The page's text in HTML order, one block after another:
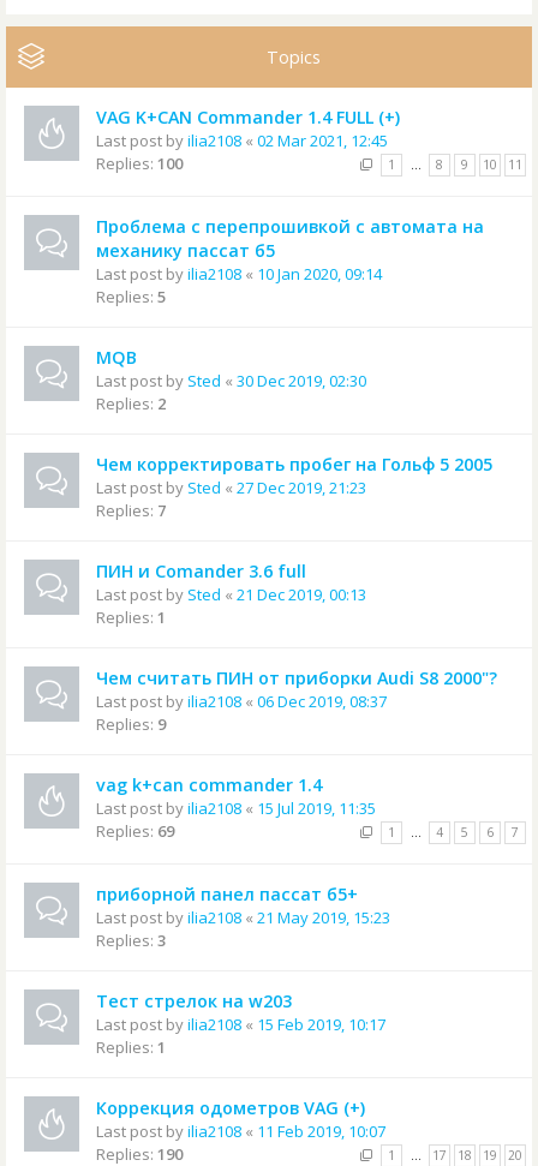
Topics
VAG K+CAN Commander 1.4 FULL (+)
Last post byilia2108 « 02 Mar 2021, 12:45
Replies: 100 1 … 8 9 10 11
Проблема с перепрошивкой с автомата на
механику пассат б5
Last post byilia2108 « 10 Jan 2020, 09:14
Replies: 5
MQB
Last post by Sted « 30 Dec 2019, 02:30
Replies: 2
Чем корректировать пробег на Гольф 5 2005
Last post by Sted « 27 Dec 2019, 21:23
Replies: 7
ПИН и Comander 3.6 full
Last post by Sted « 21 Dec 2019, 00:13
Replies: 1
Чем считать ПИН от приборки Audi S8 2000"?
Last post byilia2108 « 06 Dec 2019, 08:37
Replies: 9
vag k+can commander 1.4
Last post byilia2108 « 15 Jul 2019, 11:35
Replies: 69 1 … 4 5 6 7
приборной панел пассат б5+
Last post byilia2108 « 21 May 2019, 15:23
Replies: 3
Тест стрелок на w203
Last post byilia2108 « 15 Feb 2019, 10:17
Replies: 1
Коррекция одометров VAG (+)
Last post byilia2108 « 11 Feb 2019, 10:07
Replies: 190 1 … 17 18 19 20